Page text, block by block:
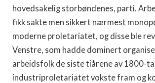
hovedsakelig storbøndenes, parti.
fikk sakte men sikkert nærmest
moderne proletariatet, og disse ble
Venstre, som hadde dominert
arbeidsfolk de siste tiårene av 1800-
industriproletariatet vokste fram og